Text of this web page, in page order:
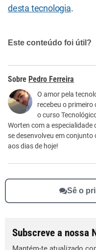
desta tecnologia.
Este conteúdo foi útil?
Este conteúdo contém
Este conteúdo não tem
Outro
Pedro Ferreira
O amor pela
recebeu o
o curso
Worten com a especialidade
se desenvolveu em
aos dias de hoje!
Sê o
Subscreve a nossa